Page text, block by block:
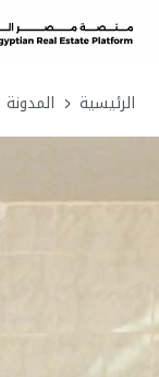
الرئيسية المدونة